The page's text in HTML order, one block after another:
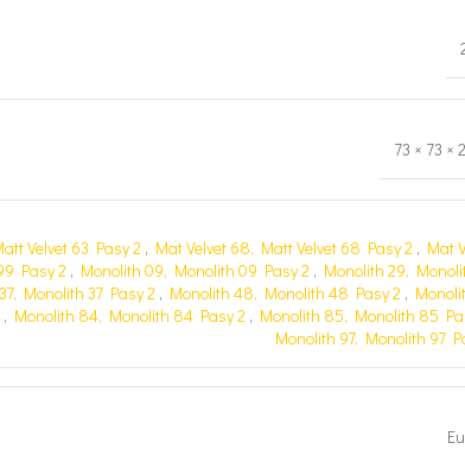
73 × 73 ×
Velvet 63 Pasy 2 , Mat Velvet 68, Matt Velvet 68 Pasy 2 , Mat
Pasy 2 , Monolith 09, Monolith 09 Pasy 2 , Monolith 29,
Monolith 37 Pasy 2 , Monolith 48, Monolith 48 Pasy 2 ,
, Monolith 84, Monolith 84 Pasy 2 , Monolith 85, Monolith 85
Monolith 97, Monolith 97